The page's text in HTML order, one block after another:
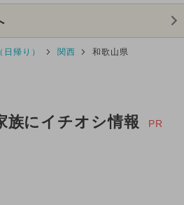
帰り） 関西 和歌山県
族にイチオシ情報 PR